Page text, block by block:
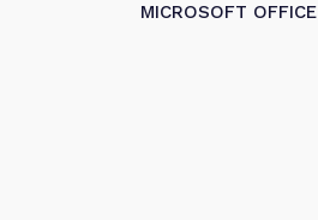
MICROSOFT OFFICE